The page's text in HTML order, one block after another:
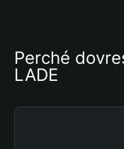
Perché
LADE